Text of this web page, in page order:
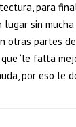
para
lugar sin
otras partes
‘le falta
por eso le